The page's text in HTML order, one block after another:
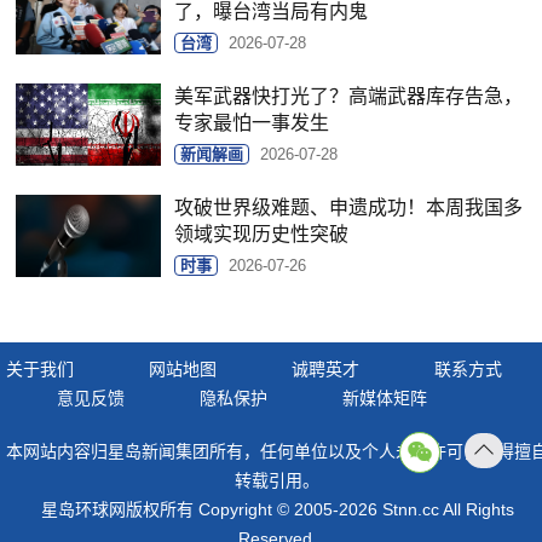
了，曝台湾当局有内鬼
台湾 2026-07-28
美军武器快打光了？高端武器库存告急，
专家最怕一事发生
新闻解画 2026-07-28
攻破世界级难题、申遗成功！本周我国多
领域实现历史性突破
时事 2026-07-26
关于我们 网站地图 诚聘英才
联系方式
意见反馈
隐私保护 新媒体矩阵
本网站内容归星岛新闻集团所有，任何单位以及个人未经许可，不得擅
转载引用。
星岛环球网版权所有 Copyright © 2005-2026 Stnn.cc All Rights
顶部